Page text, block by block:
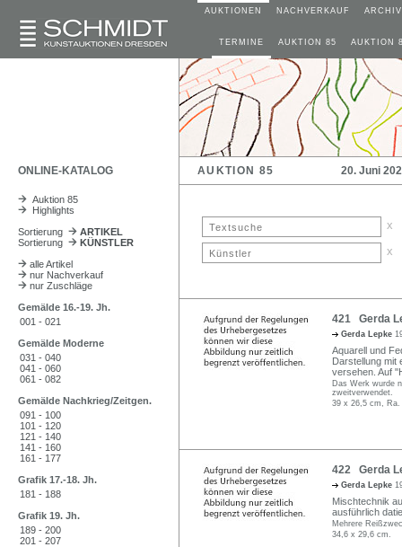
AUKTIONEN NACHVERKAUF ARCHIV
TERMINE AUKTION 85 AUKTION
ONLINE-KATALOG AUKTION 85 20. Juni
Auktion 85
Highlights
Sortierung
ARTIKEL
Sortierung
KÜNSTLER
alle Artikel
nur Nachverkauf
nur Zuschläge
Gemälde 16.-19. Jh.
001 - 021
Gemälde Moderne
031 - 040
041 - 060
061 - 082
Gemälde Nachkrieg/Zeitgen.
091 - 100
101 - 120
121 - 140
141 - 160
161 - 177
Grafik 17.-18. Jh.
181 - 188
Grafik 19. Jh.
189 - 200
201 - 207
x
x
421 Gerda
Gerda Lepke
Aquarell und
Darstellung mit
versehen. Auf
Das Werk wurde
zweitverwendet.
39 x 26,5 cm,
422 Gerda
Gerda Lepke
Mischtechnik
ausführlich
Mehrere
34,6 x 29,6 cm.